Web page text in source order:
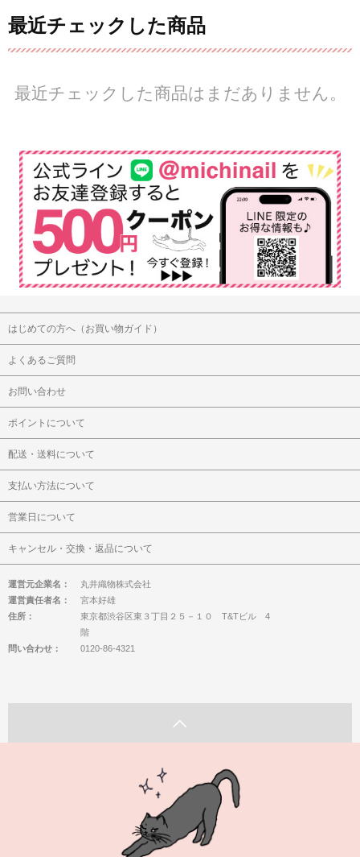
最近チェックした商品
最近チェックした商品はまだありません。
はじめての方へ（お買い物ガイド）
よくあるご質問
お問い合わせ
ポイントについて
配送・送料について
支払い方法について
営業日について
キャンセル・交換・返品について
運営元企業名：
丸井織物株式会社
運営責任者名：
宮本好雄
住所：
東京都渋谷区東３丁目２５－１０ T&Tビル 4
階
問い合わせ：
0120-86-4321